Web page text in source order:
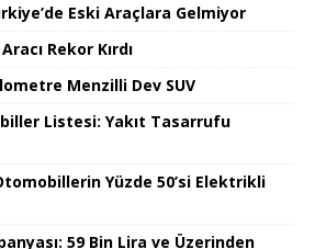
Eski Araçlara Gelmiyor
Rekor Kırdı
Menzilli Dev SUV
Listesi: Yakıt Tasarrufu
Yüzde 50’si Elektrikli
59 Bin Lira ve Üzerinden